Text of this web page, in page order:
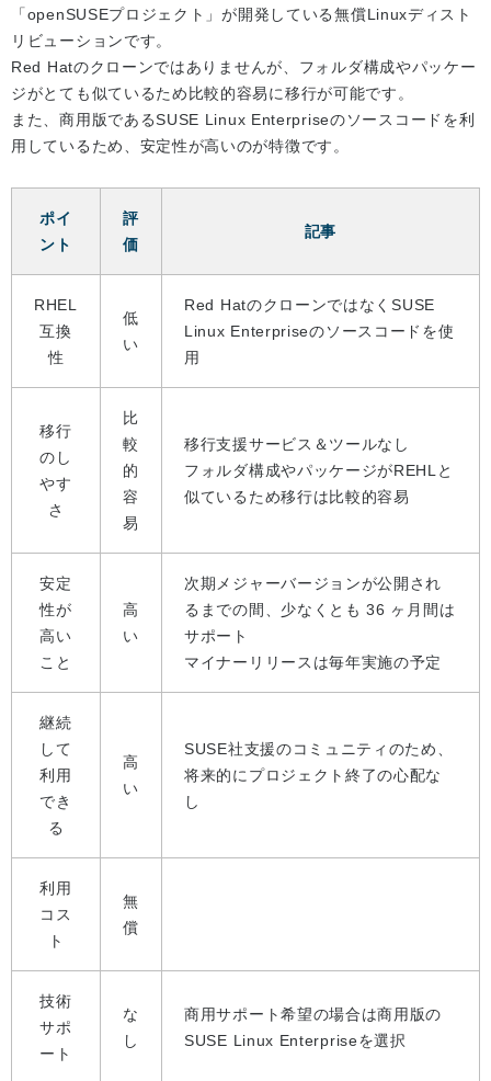
「openSUSEプロジェクト」が開発している無償Linuxディスト
リビューションです。
Red Hatのクローンではありませんが、フォルダ構成やパッケー
ジがとても似ているため比較的容易に移行が可能です。
また、商用版であるSUSE Linux Enterpriseのソースコードを利
用しているため、安定性が高いのが特徴です。
ポイ
ント
評
価
記事
RHEL
互換
性
低
い
Red HatのクローンではなくSUSE
Linux Enterpriseのソースコードを使
用
移行
のし
やす
さ
比
較
的
容
易
移行支援サービス＆ツールなし
フォルダ構成やパッケージがREHLと
似ているため移行は比較的容易
安定
性が
高い
こと
高
い
次期メジャーバージョンが公開され
るまでの間、少なくとも 36 ヶ月間は
サポート
マイナーリリースは毎年実施の予定
継続
して
利用
でき
る
高
い
SUSE社支援のコミュニティのため、
将来的にプロジェクト終了の心配な
し
利用
コス
ト
無
償
技術
サポ
ート
な
し
商用サポート希望の場合は商用版の
SUSE Linux Enterpriseを選択